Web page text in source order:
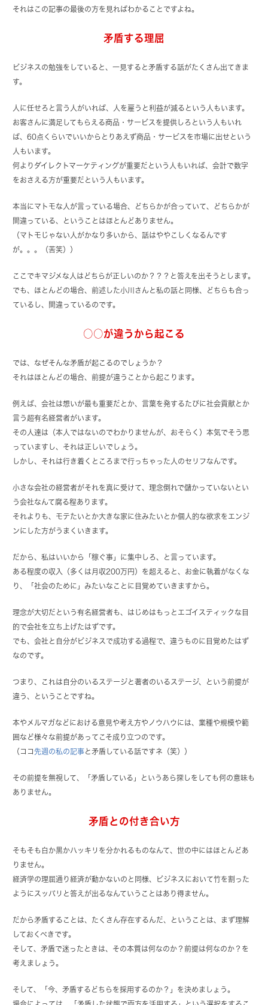
それはこの記事の最後の方を見ればわかることですよね。
矛盾する理屈
ビジネスの勉強をしていると、一見すると矛盾する話がたくさん出てきま
す。
人に任せろと言う人がいれば、人を雇うと利益が減るという人もいます。
お客さんに満足してもらえる商品・サービスを提供しろという人もいれ
ば、60点くらいでいいからとりあえず商品・サービスを市場に出せという
人もいます。
何よりダイレクトマーケティングが重要だという人もいれば、会計で数字
をおさえる方が重要だという人もいます。
本当にマトモな人が言っている場合、どちらかが合っていて、どちらかが
間違っている、ということはほとんどありません。
（マトモじゃない人がかなり多いから、話はややこしくなるんです
が。。。（苦笑））
ここでキマジメな人はどちらが正しいのか？？？と答えを出そうとします。
でも、ほとんどの場合、前述した小川さんと私の話と同様、どちらも合っ
ているし、間違っているのです。
○○が違うから起こる
では、なぜそんな矛盾が起こるのでしょうか？
それはほとんどの場合、前提が違うことから起こります。
例えば、会社は想いが最も重要だとか、言葉を発するたびに社会貢献とか
言う超有名経営者がいます。
その人達は（本人ではないのでわかりませんが、おそらく）本気でそう思
っていますし、それは正しいでしょう。
しかし、それは行き着くところまで行っちゃった人のセリフなんです。
小さな会社の経営者がそれを真に受けて、理念倒れで儲かっていないとい
う会社なんて腐る程あります。
それよりも、モテたいとか大きな家に住みたいとか個人的な欲求をエンジ
ンにした方がうまくいきます。
だから、私はいいから「稼ぐ事」に集中しろ、と言っています。
ある程度の収入（多くは月収200万円）を超えると、お金に執着がなくな
り、「社会のために」みたいなことに目覚めていきますから。
理念が大切だという有名経営者も、はじめはもっとエゴイスティックな目
的で会社を立ち上げたはずです。
でも、会社と自分がビジネスで成功する過程で、違うものに目覚めたはず
なのです。
つまり、これは自分のいるステージと著者のいるステージ、という前提が
違う、ということですね。
本やメルマガなどにおける意見や考え方やノウハウには、業種や規模や範
囲など様々な前提があってこそ成り立つのです。
（ココ先週の私の記事と矛盾している話ですネ（笑））
その前提を無視して、「矛盾している」というあら探しをしても何の意味も
ありません。
矛盾との付き合い方
そもそも白か黒かハッキリを分かれるものなんて、世の中にはほとんどあ
りません。
経済学の理屈通り経済が動かないのと同様、ビジネスにおいて竹を割った
ようにスッパリと答えが出るなんていうことはあり得ません。
だから矛盾することは、たくさん存在するんだ、ということは、まず理解
しておくべきです。
そして、矛盾で迷ったときは、その本質は何なのか？前提は何なのか？を
考えましょう。
そして、「今、矛盾するどちらを採用するのか？」を決めましょう。